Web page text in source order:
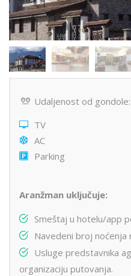
Udaljenost od
TV
AC
Parking
Aranžman uključuje:
Smeštaj u hotelu/app
Navedeni broj noćenja
Usluge predstavnika
organizaciju putovanja.